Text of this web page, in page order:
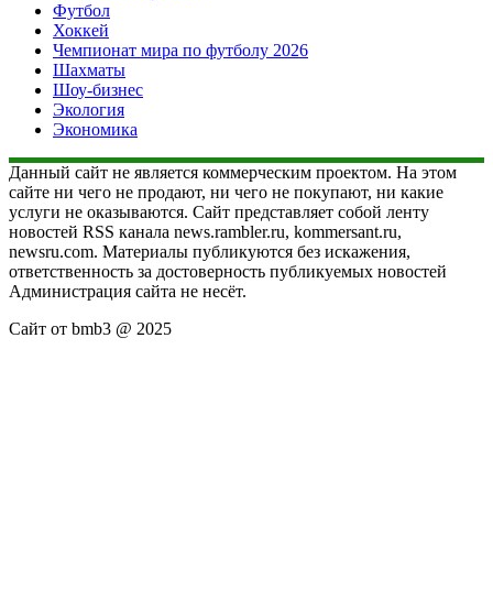
Футбол
Хоккей
Чемпионат мира по футболу 2026
Шахматы
Шоу-бизнес
Экология
Экономика
Данный сайт не является коммерческим проектом. На этом
сайте ни чего не продают, ни чего не покупают, ни какие
услуги не оказываются. Сайт представляет собой ленту
новостей RSS канала news.rambler.ru, kommersant.ru,
newsru.com. Материалы публикуются без искажения,
ответственность за достоверность публикуемых новостей
Администрация сайта не несёт.
Сайт от bmb3 @ 2025